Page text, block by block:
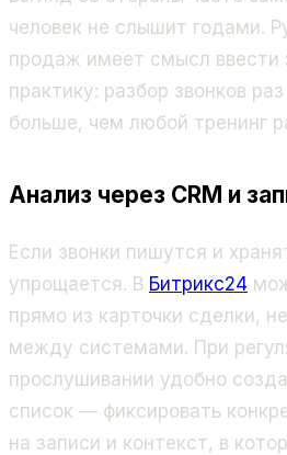
человек не слышит годами.
продаж имеет смысл ввести
практику: разбор звонков
больше, чем любой тренинг
Анализ через CRM и
Если звонки пишутся и
упрощается. В Битрикс24
прямо из карточки сделки,
между системами. При
прослушивании удобно
список — фиксировать
на записи и контекст, в